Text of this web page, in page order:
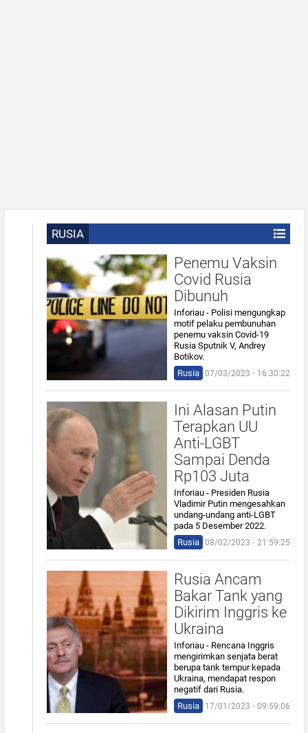
RUSIA
Penemu Vaksin
Covid Rusia
Dibunuh
Inforiau - Polisi mengungkap
motif pelaku pembunuhan
penemu vaksin Covid-19
Rusia Sputnik V, Andrey
Botikov.
Rusia
07/03/2023 ⋅ 16:30:22
Ini Alasan Putin
Terapkan UU
Anti-LGBT
Sampai Denda
Rp103 Juta
Inforiau - Presiden Rusia
Vladimir Putin mengesahkan
undang-undang anti-LGBT
pada 5 Desember 2022.
Rusia
08/02/2023 ⋅ 21:59:25
Rusia Ancam
Bakar Tank yang
Dikirim Inggris ke
Ukraina
Inforiau - Rencana Inggris
mengirimkan senjata berat
berupa tank tempur kepada
Ukraina, mendapat respon
negatif dari Rusia.
Rusia
17/01/2023 ⋅ 09:59:06